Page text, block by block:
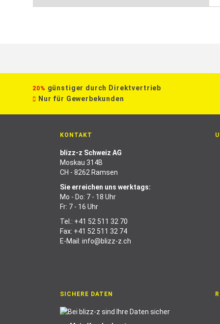
20% günstiger durch Direktvertrieb
Nur für Gewerbekunden
KONTAKT
blizz-z Schweiz AG
Moskau 314B
CH - 8262 Ramsen
Sie erreichen uns werktags:
Mo - Do: 7 - 18 Uhr
Fr: 7 - 16 Uhr
Tel.: +41 52 511 32 70
Fax: +41 52 511 32 74
E-Mail: info@blizz-z.ch
SICHERE DATEN